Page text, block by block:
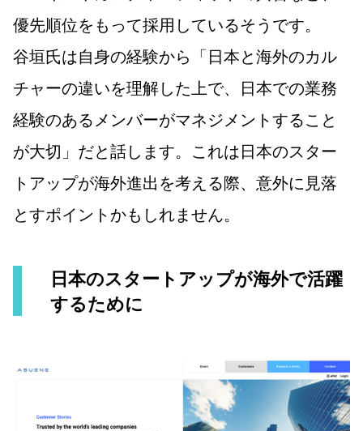
優先順位をもって採用しているそうです。
谷垣氏は自身の経験から「日本と海外のカル
チャーの違いを理解した上で、日本での業務
経験のあるメンバーがマネジメントすること
が大切」だと話します。これは日本のスター
トアップが海外進出を考える際、意外に見落
とすポイントかもしれません。
日本のスタートアップが海外で活躍
するために